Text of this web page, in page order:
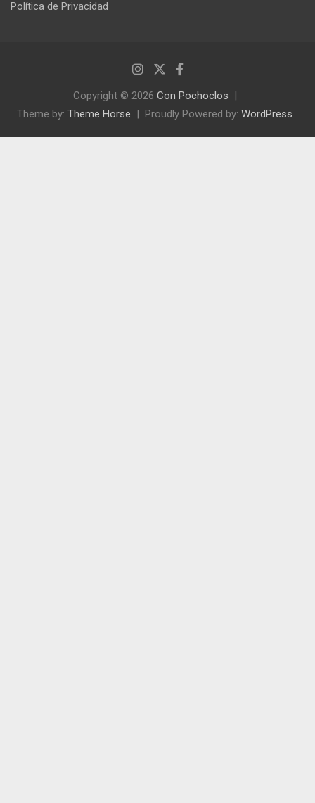
Política de Privacidad
Copyright © 2026 Con Pochoclos
Theme by: Theme Horse Proudly Powered by: WordPress